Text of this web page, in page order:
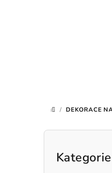
DOMŮ
/ DEKORACE
P
Přeskočit
Kategorie